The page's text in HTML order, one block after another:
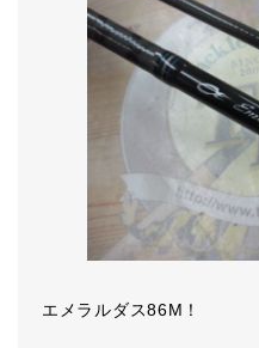
エメラルダス86M！